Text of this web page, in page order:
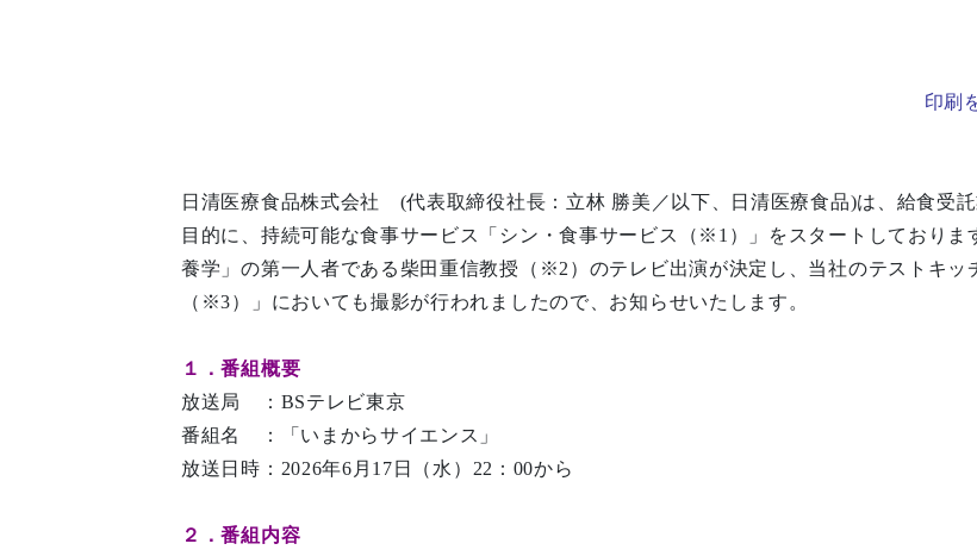
印刷
日清医療食品株式会社 (代表取締役社長：立林 勝美／以下、日清医療食品)は、給食受
目的に、持続可能な食事サービス「シン・食事サービス（※1）」をスタートしており
養学」の第一人者である柴田重信教授（※2）のテレビ出演が決定し、当社のテストキッ
（※3）」においても撮影が行われましたので、お知らせいたします。
１．番組概要
放送局 ：BSテレビ東京
番組名 ：「いまからサイエンス」
放送日時：2026年6月17日（水）22：00から
２．番組内容